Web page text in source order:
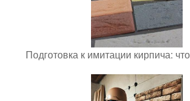
Подготовка к имитации кирпича: